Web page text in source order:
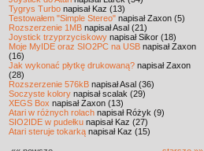
Tygrys Turbo napisał Kaz (13)
Testowałem "Simple Stereo" napisał Zaxon (5)
Rozszerzenie 1MB napisał Asal (21)
Joystick trzyprzyciskowy napisał Sikor (18)
Moje MyIDE oraz SIO2PC na USB napisał Zaxon
(16)
Jak wykonać płytkę drukowaną? napisał Zaxon
(28)
Rozszerzenie 576kB napisał Asal (36)
Soczyste kolory napisał scalak (29)
XEGS Box napisał Zaxon (13)
Atari w różnych rolach napisał Różyk (9)
SIO2IDE w pudełku napisał Kaz (27)
Atari steruje tokarką napisał Kaz (15)